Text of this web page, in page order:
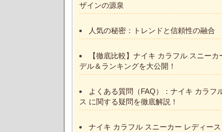
ザインの源泉
人気の秘密：トレンドと信頼性の融合
【徹底比較】ナイキ カラフル スニー
デル＆ランキングを大公開！
よくある質問（FAQ）：ナイキ カラフ
ス に関する疑問を徹底解説！
ナイキ カラフル スニーカー レディー